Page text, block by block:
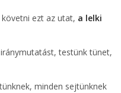
ezt az utat, a lelki
testünk tünet,
minden sejtünknek